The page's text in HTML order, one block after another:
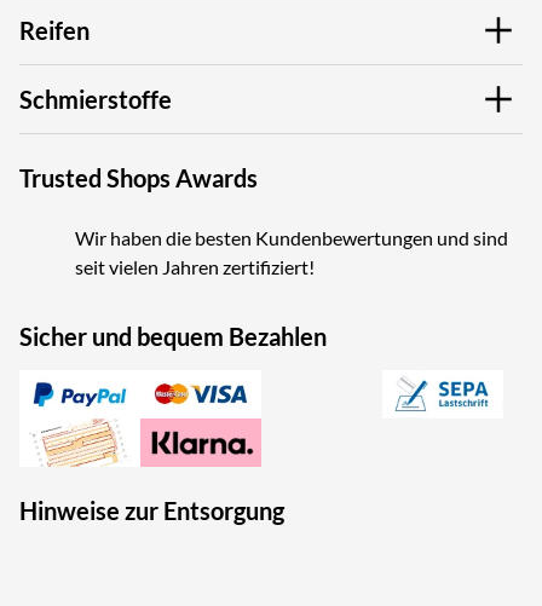
Reifen
Schmierstoffe
Trusted Shops Awards
Wir haben die besten Kundenbewertungen und sind
seit vielen Jahren zertifiziert!
Sicher und bequem Bezahlen
Hinweise zur Entsorgung